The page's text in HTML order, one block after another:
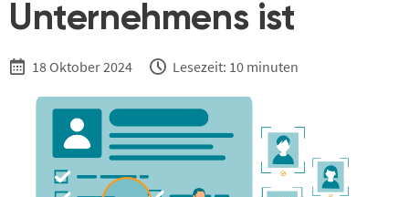
Unternehmens ist
18 Oktober 2024 Lesezeit: 10 minuten